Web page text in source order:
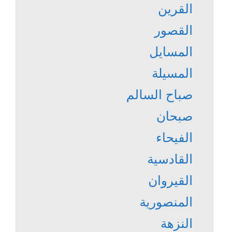
القرين
القصور
المسايل
المسيلة
صباح السالم
صبحان
الفيحاء
القادسية
القيروان
المنصورية
النزهة